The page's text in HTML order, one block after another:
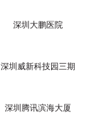
深圳大鹏医院
深圳威新科技园三期
深圳腾讯滨海大厦